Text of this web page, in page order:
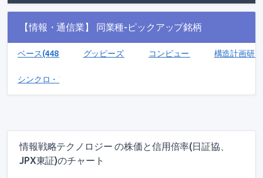
【情報・通信業】 同業種-ピックアップ銘柄
ベース(4481) グッピーズ(5127) コンピューターマネージメン
構造計画研
シンクロ・フード(3963)
情報戦略テクノロジー の株価と信用倍率(日証協、
JPX東証)のチャート